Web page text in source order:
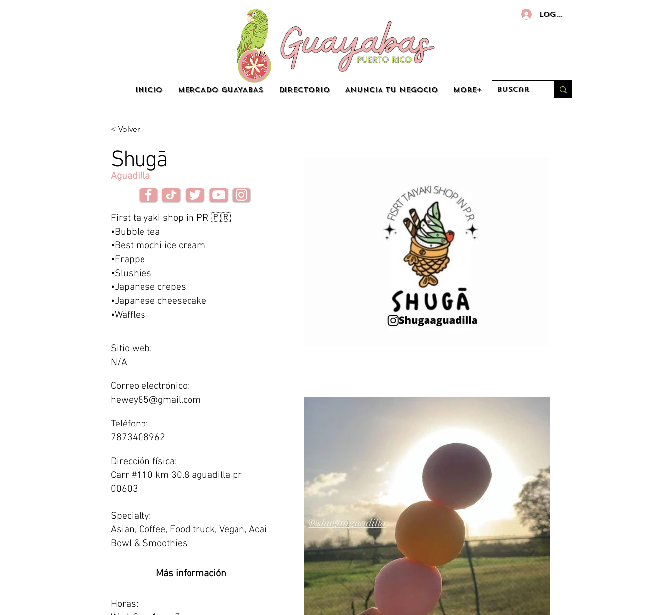
INICIO MERCADO GUAYABAS DIRECTORIO ANUNCIA TU NEGOCIO More+
Log in
< Volver
Shugā
Aguadilla
First taiyaki shop in PR 🇵🇷
•Bubble tea
•Best mochi ice cream
•Frappe
•Slushies
•Japanese crepes
•Japanese cheesecake
•Waffles
Sitio web:
N/A
Correo electrónico:
hewey85@gmail.com
Teléfono:
7873408962
Dirección física:
Carr #110 km 30.8 aguadilla pr
00603
Specialty:
Asian, Coffee, Food truck, Vegan, Acai
Bowl & Smoothies
Más información
Horas: